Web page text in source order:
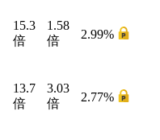
15.3
倍
1.58
倍
2.99%
13.7
倍
3.03
倍
2.77%